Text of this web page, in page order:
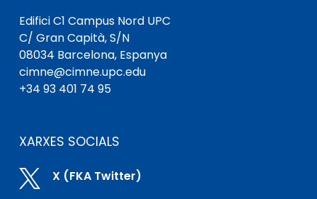
Edifici C1 Campus Nord UPC
C/ Gran Capità, S/N
08034 Barcelona, ​​Espanya
cimne@cimne.upc.edu
+34 93 401 74 95
XARXES SOCIALS
 X (FKA Twitter)